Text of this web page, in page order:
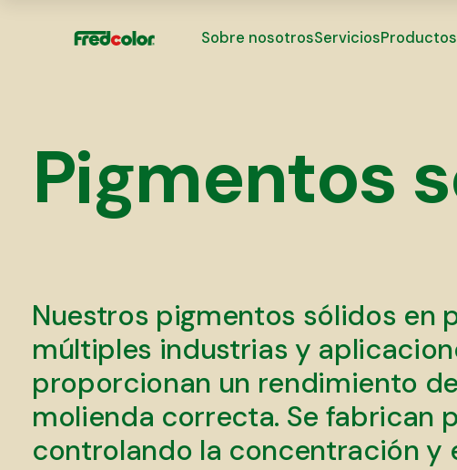
Sobre nosotrosServiciosProductos
Pigmentos
Nuestros pigmentos sólidos en
múltiples industrias y
proporcionan un rendimiento
molienda correcta. Se fabrican
controlando la concentración y